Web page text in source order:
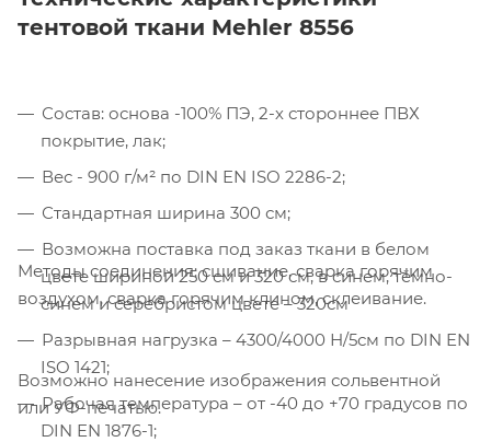
тентовой ткани Mehler 8556
Состав: основа -100% ПЭ, 2-х стороннее ПВХ
покрытие, лак;
Вес - 900 г/м² по DIN EN ISO 2286-2;
Стандартная ширина 300 см;
Возможна поставка под заказ ткани в белом
цвете шириной 250 см и 320 см, в синем, тёмно-
синем и серебристом цвете – 320см
Разрывная нагрузка – 4300/4000 Н/5см по DIN EN
ISO 1421;
Рабочая температура – от -40 до +70 градусов по
DIN EN 1876-1;
Методы соединения: сшивание, сварка горячим
воздухом, сварка горячим клином, склеивание.
Возможно нанесение изображения сольвентной
или УФ-печатью.
Компания «Торговый Дом Технический
Текстиль» использует cookie-файлы и
обрабатывает персональные данные с
использованием Яндекс Метрики. Это
взаимодействие с ним. Подробнее - в
Политике. Подтвердите ваше согласие,
нажав кнопку "Принять".
Принять